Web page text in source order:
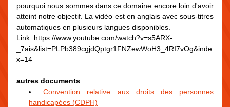
pourquoi nous sommes dans ce domaine encore loin d'avoir
atteint notre objectif. La vidéo est en anglais avec sous-titres
automatiques en plusieurs langues disponibles.
Link: https://www.youtube.com/watch?v=s5ARX-
_7ais&list=PLPb389cgjdQptgr1FNZewWoH3_4RI7vOg&inde
x=14
autres documents
Convention relative aux droits des personnes
handicapées (CDPH)